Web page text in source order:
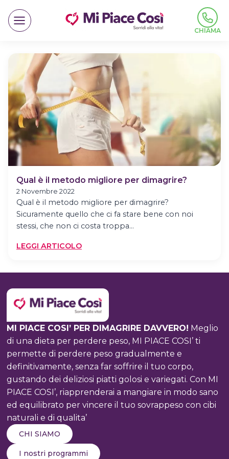
contenuto
CHIAMA
Qual è il metodo migliore per dimagrire?
2 Novembre 2022
Qual è il metodo migliore per dimagrire?
Sicuramente quello che ci fa stare bene con noi
stessi, che non ci costa troppa…
LEGGI ARTICOLO:
METODO
MIGLIORE
PER
DIMAGRIRE?
MI PIACE COSI’ PER DIMAGRIRE DAVVERO! Meglio
di una dieta per perdere peso, MI PIACE COSI’ ti
permette di perdere peso gradualmente e
definitivamente, senza far soffrire il tuo corpo,
gustando dei deliziosi piatti golosi e variegati. Con MI
PIACE COSI’, riapprenderai a mangiare in modo sano
ed equilibrato per vincere il tuo sovrappeso con cibi
naturali e di qualita’
CHI SIAMO
I nostri programmi